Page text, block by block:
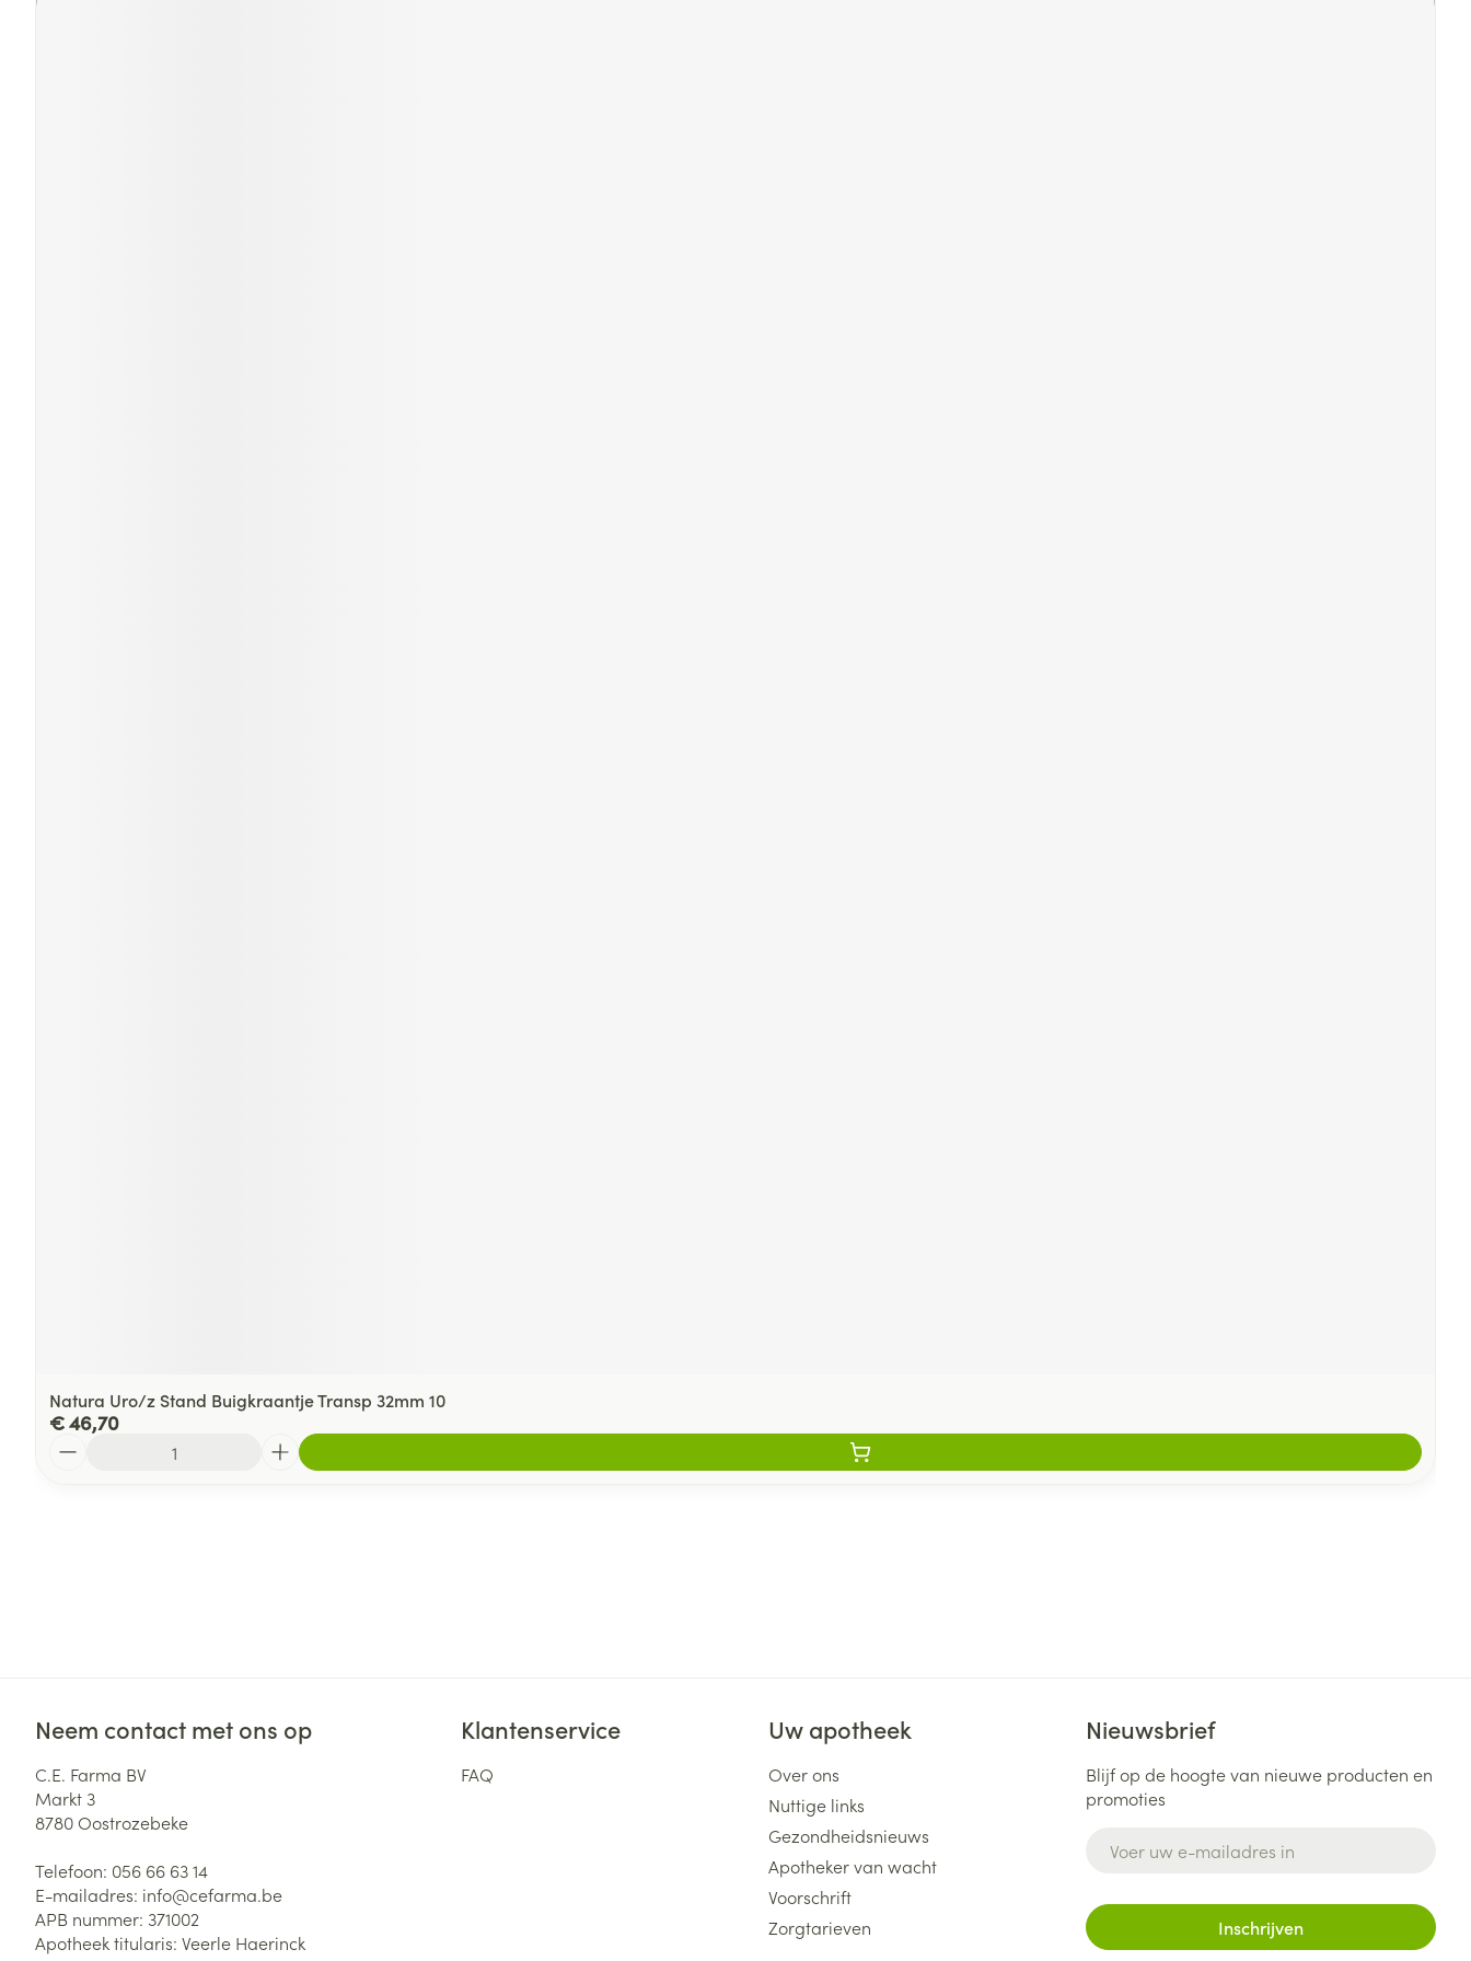
Natura Uro/z Stand Buigkraantje Transp 32mm 10
€ 46,70
Neem contact met ons op
C.E. Farma BV
Markt 3
8780Oostrozebeke
Telefoon: 056 66 63 14
E-mailadres: info@cefarma.be
APB nummer: 371002
Apotheek titularis: Veerle Haerinck
Klantenservice
FAQ
Uw apotheek
Over ons
Nuttige links
Gezondheidsnieuws
Apotheker van wacht
Voorschrift
Zorgtarieven
Nieuwsbrief
Blijf op de hoogte van nieuwe producten en
promoties
Inschrijven